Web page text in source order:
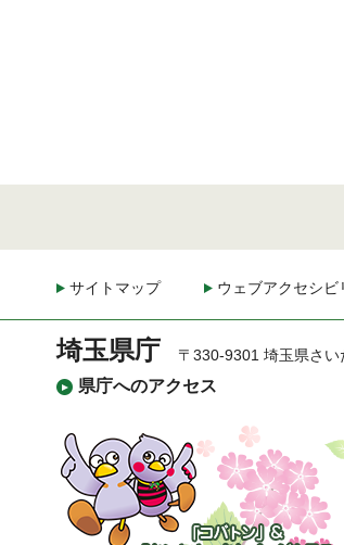
サイトマップ ウェブアクセシビ
埼玉県庁
県庁へのアクセス
〒330-9301 埼玉県さ
「コバトン」&「さいた